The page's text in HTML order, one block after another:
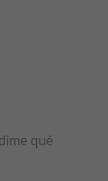
qué